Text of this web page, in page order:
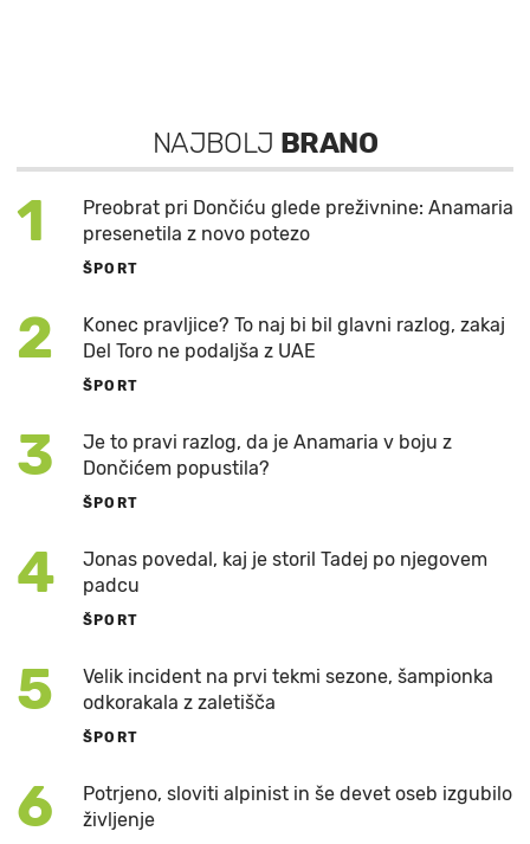
NAJBOLJ BRANO
1
Preobrat pri Dončiću glede preživnine: Anamaria
presenetila z novo potezo
ŠPORT
2
Konec pravljice? To naj bi bil glavni razlog, zakaj
Del Toro ne podaljša z UAE
ŠPORT
3
Je to pravi razlog, da je Anamaria v boju z
Dončićem popustila?
ŠPORT
4
Jonas povedal, kaj je storil Tadej po njegovem
padcu
ŠPORT
5
Velik incident na prvi tekmi sezone, šampionka
odkorakala z zaletišča
ŠPORT
6
Potrjeno, sloviti alpinist in še devet oseb izgubilo
življenje